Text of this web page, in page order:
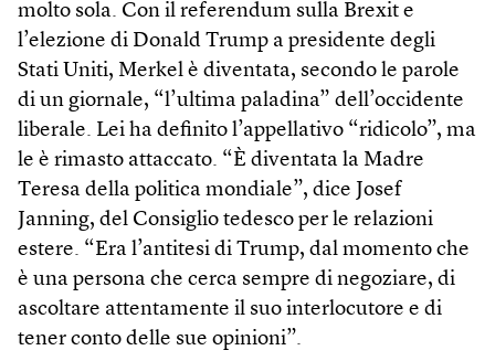
molto sola. Con il referendum sulla Brexit e
l’elezione di Donald Trump a presidente degli
Stati Uniti, Merkel è diventata, secondo le parole
di un giornale, “l’ultima paladina” dell’occidente
liberale. Lei ha definito l’appellativo “ridicolo”, ma
le è rimasto attaccato. “È diventata la Madre
Teresa della politica mondiale”, dice Josef
Janning, del Consiglio tedesco per le relazioni
estere. “Era l’antitesi di Trump, dal momento che
è una persona che cerca sempre di negoziare, di
ascoltare attentamente il suo interlocutore e di
tener conto delle sue opinioni”.